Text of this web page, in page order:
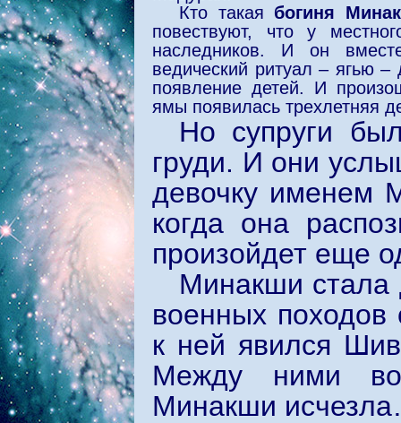
Кто такая богиня
повествуют, что у
наследников. И он
ведический ритуал – ягью –
появление детей. И
ямы появилась трехлетняя
Но супруги
груди. И они
девочку именем
когда она
произойдет еще
Минакши стала
военных походов
к ней явился
Между ними
Минакши